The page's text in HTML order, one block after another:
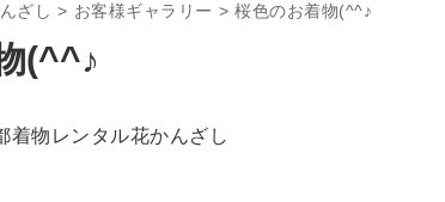
ざし > お客様ギャラリー > 桜色のお着物(^^♪
(^^♪
着物レンタル花かんざし